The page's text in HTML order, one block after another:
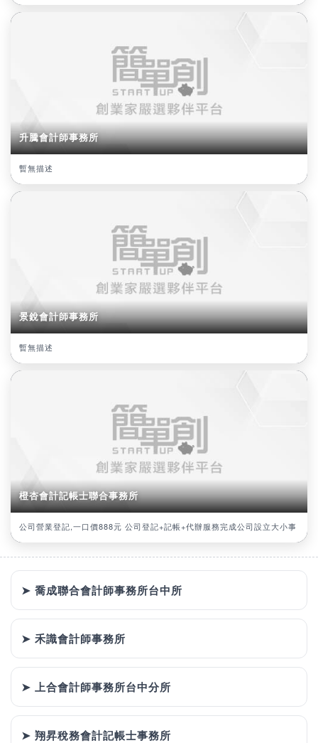
升騰會計師事務所
暫無描述
景銳會計師事務所
暫無描述
橙杏會計記帳士聯合事務所
公司營業登記,一口價888元 公司登記+記帳+代辦服務完成公司設立大小事
➤ 喬成聯合會計師事務所台中所
➤ 禾識會計師事務所
➤ 上合會計師事務所台中分所
➤ 翔昇稅務會計記帳士事務所